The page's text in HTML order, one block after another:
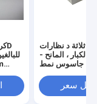
ثلاثة د نظارات
الكبار ، المانح -
جاسوس نمط
سعر